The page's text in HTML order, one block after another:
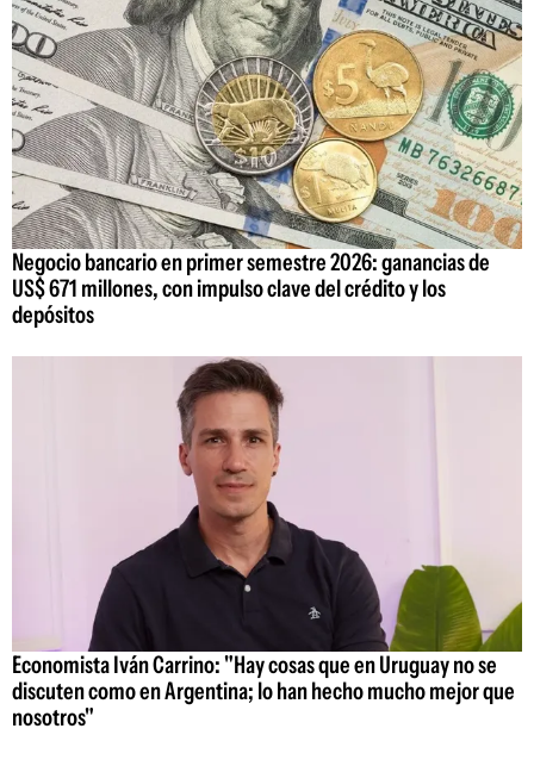
Negocio bancario en primer semestre 2026: ganancias de
US$ 671 millones, con impulso clave del crédito y los
depósitos
Economista Iván Carrino: "Hay cosas que en Uruguay no se
discuten como en Argentina; lo han hecho mucho mejor que
nosotros"